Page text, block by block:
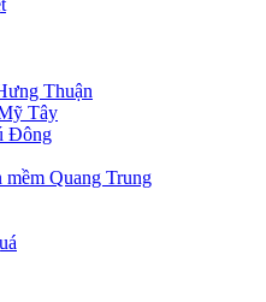
Thuận
Tây
Đông
mềm Quang Trung